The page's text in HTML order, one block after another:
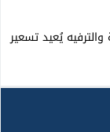
يُعيد تسعير